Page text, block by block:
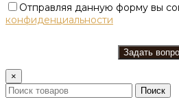
Отправляя данную форму вы
конфиденциальности
×
Поиск